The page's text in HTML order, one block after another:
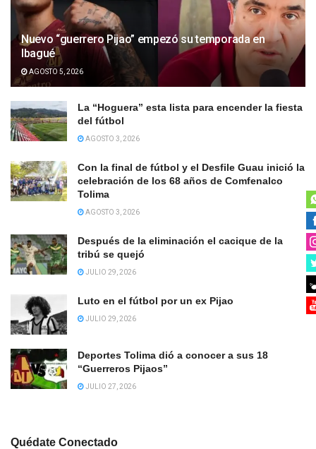
Nuevo “guerrero Pijao” empezó su temporada en
Ibagué
AGOSTO 5, 2026
La “Hoguera” esta lista para encender la fiesta
del fútbol
AGOSTO 3, 2026
Con la final de fútbol y el Desfile Guau inició la
celebración de los 68 años de Comfenalco
Tolima
AGOSTO 3, 2026
Después de la eliminación el cacique de la
tribú se quejó
JULIO 29, 2026
Luto en el fútbol por un ex Pijao
JULIO 29, 2026
Deportes Tolima dió a conocer a sus 18
“Guerreros Pijaos”
JULIO 27, 2026
Quédate Conectado